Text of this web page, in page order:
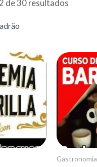
de 30 resultados
Gastronomia